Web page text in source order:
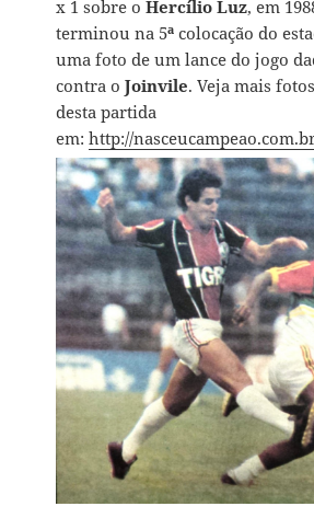
x 1 sobre oHercílio Luz, em
terminou na 5ª colocação do
uma foto de um lance do jogo
contra oJoinvile. Veja mais
desta partida
em:http://